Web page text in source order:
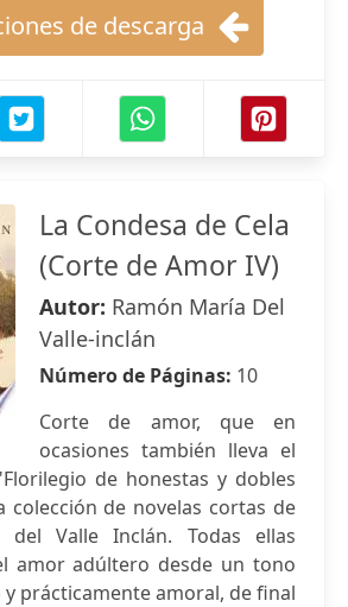
de descarga
La Condesa de Cela
(Corte de Amor IV)
Autor: Ramón María Del
Valle-inclán
Número de Páginas: 10
Corte de amor, que en
ocasiones también lleva el
de honestas y dobles
colección de novelas cortas de
del Valle Inclán. Todas ellas
amor adúltero desde un tono
prácticamente amoral, de final